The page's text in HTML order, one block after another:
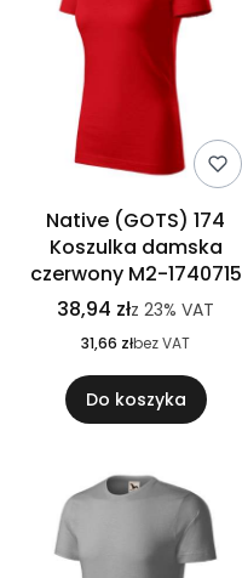
Native (GOTS) 174
Koszulka damska
czerwony M2-1740715
38,94 złz 23% VAT
31,66 złbez VAT
Do koszyka